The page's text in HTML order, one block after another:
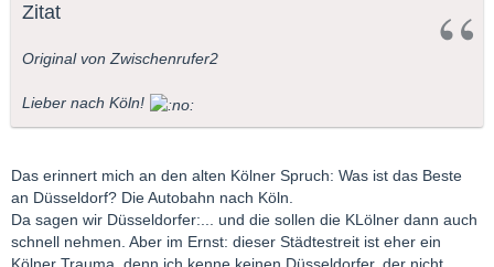
Zitat
Original von Zwischenrufer2
Lieber nach Köln!
Das erinnert mich an den alten Kölner Spruch: Was ist das Beste
an Düsseldorf? Die Autobahn nach Köln.
Da sagen wir Düsseldorfer:... und die sollen die KLölner dann auch
schnell nehmen. Aber im Ernst: dieser Städtestreit ist eher ein
Kölner Trauma, denn ich kenne keinen Düsseldorfer, der nicht